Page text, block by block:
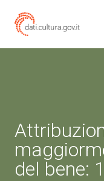
del bene: